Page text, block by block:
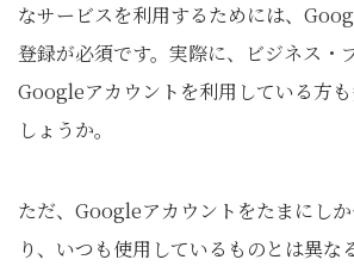
なサービスを利用するためには、
登録が必須です。実際に、ビジネス・
Googleアカウントを利用している方
しょうか。
ただ、Googleアカウントをたまにし
り、いつも使用しているものとは異な